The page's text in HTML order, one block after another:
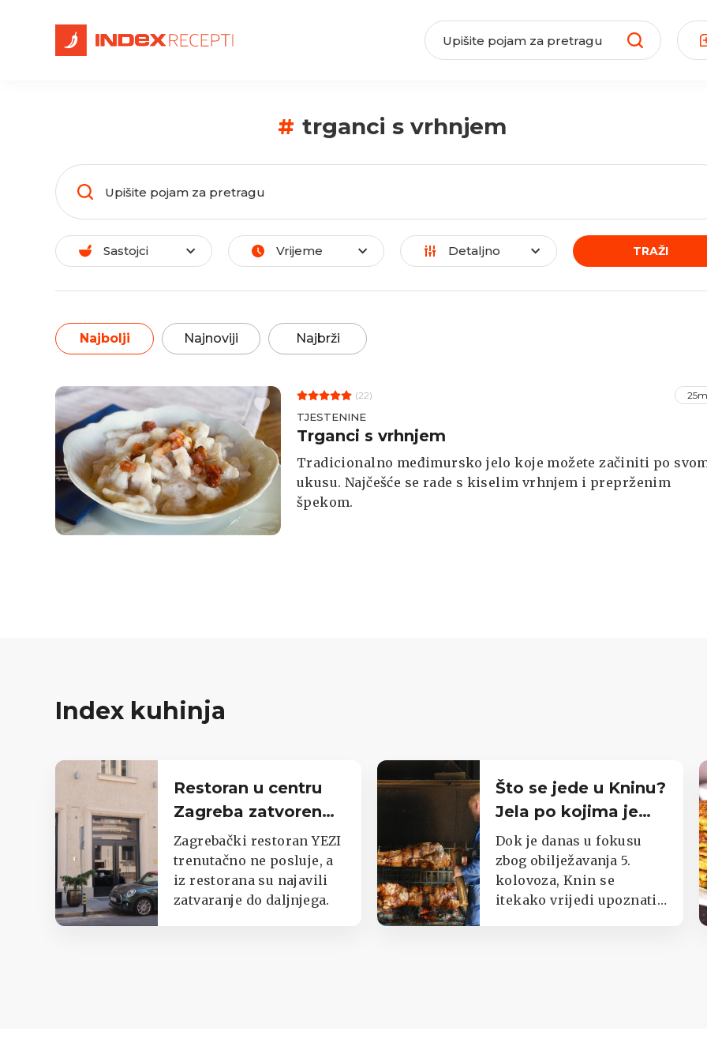
# trganci s vrhnjem
Sastojci Vrijeme Detaljno TRAŽI
Najbolji Najnoviji Najbrži
(22)
TJESTENINE
Trganci s vrhnjem
Tradicionalno međimursko jelo koje možete začiniti po
ukusu. Najčešće se rade s kiselim vrhnjem i preprženim
špekom.
Index kuhinja
Restoran u centru
Zagreba zatvoren
do daljnjega,
oglasili se iz lokala
Zagrebački restoran YEZI
trenutačno ne posluje, a
iz restorana su najavili
zatvaranje do daljnjega.
Što se jede u Kninu?
Jela po kojima je
poznat cijeli kraj
Dok je danas u fokusu
zbog obilježavanja 5.
kolovoza, Knin se
itekako vrijedi upoznati i